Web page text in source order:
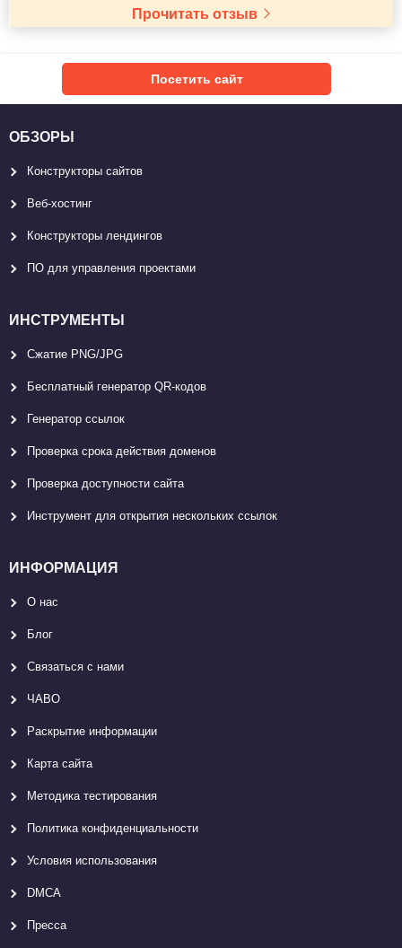
Прочитать отзыв
Посетить сайт
ОБЗОРЫ
Конструкторы сайтов
Веб-хостинг
Конструкторы лендингов
ПО для управления проектами
ИНСТРУМЕНТЫ
Сжатие PNG/JPG
Бесплатный генератор QR-кодов
Генератор ссылок
Проверка срока действия доменов
Проверка доступности сайта
Инструмент для открытия нескольких ссылок
ИНФОРМАЦИЯ
О нас
Блог
Связаться с нами
ЧАВО
Раскрытие информации
Карта сайтa
Методика тестирования
Политика конфиденциальности
Условия использования
DMCA
Пресса